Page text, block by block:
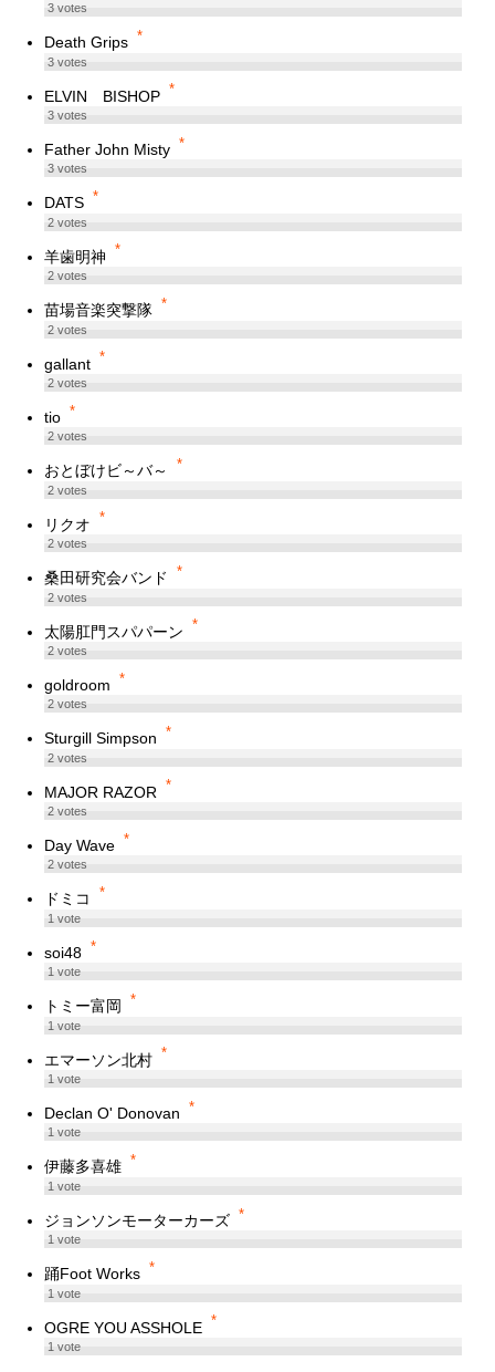
3votes
Death Grips *
3votes
ELVIN BISHOP *
3votes
Father John Misty *
3votes
DATS *
2votes
羊歯明神 *
2votes
苗場音楽突撃隊 *
2votes
gallant *
2votes
tio *
2votes
おとぼけビ～バ～ *
2votes
リクオ *
2votes
桑田研究会バンド *
2votes
太陽肛門スパパーン *
2votes
goldroom *
2votes
Sturgill Simpson *
2votes
MAJOR RAZOR *
2votes
Day Wave *
2votes
ドミコ *
1vote
soi48 *
1vote
トミー富岡 *
1vote
エマーソン北村 *
1vote
Declan O' Donovan *
1vote
伊藤多喜雄 *
1vote
ジョンソンモーターカーズ *
1vote
踊Foot Works *
1vote
OGRE YOU ASSHOLE *
1vote